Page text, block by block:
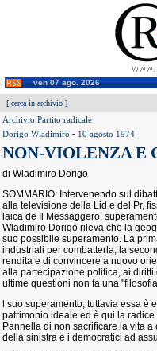
ven 07 ago. 2026
[ cerca in archivio ]
Archivio Partito radicale
Dorigo Wladimiro - 10 agosto 1974
NON-VIOLENZA E
di Wladimiro Dorigo
SOMMARIO: Intervenendo sul
alla televisione della Lid e del Pr,
laica de Il Messaggero,
Wladimiro Dorigo rileva che la
suo possibile superamento. La
industriali per combatterla; la
rendita e di convincere a nuovo
alla partecipazione politica, ai
ultime questioni non fa una
l suo superamento, tuttavia essa
patrimonio ideale ed è qui la
Pannella di non sacrificare la vita
della sinistra e i democratici ad